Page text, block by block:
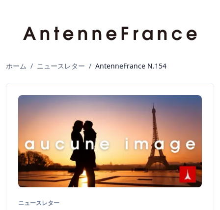
ホーム / ニュースレター / AntenneFrance N.154
ニュースレター